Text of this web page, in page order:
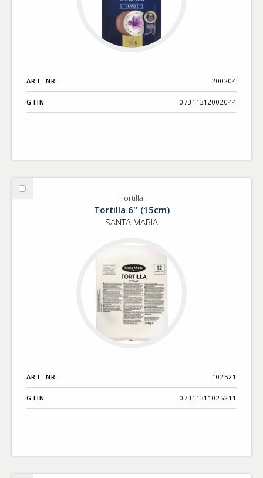
ART. NR. 200204
GTIN 07311312002044
Välj
Tortilla
Tortilla 6'' (15cm)
SANTA MARIA
ART. NR. 102521
GTIN 07311311025211